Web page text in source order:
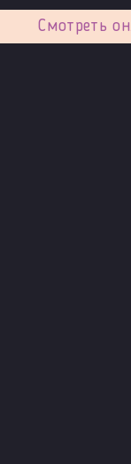
Смотреть